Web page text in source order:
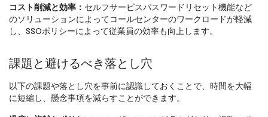
コスト削減と効率： セルフサービスパスワードリセット機能など
のソリューションによってコールセンターのワークロードが軽減
し、SSOポリシーによって従業員の効率も向上します。
課題と避けるべき落とし穴
以下の課題や落とし穴を事前に認識しておくことで、時間を大幅
に短縮し、懸念事項を減らすことができます。